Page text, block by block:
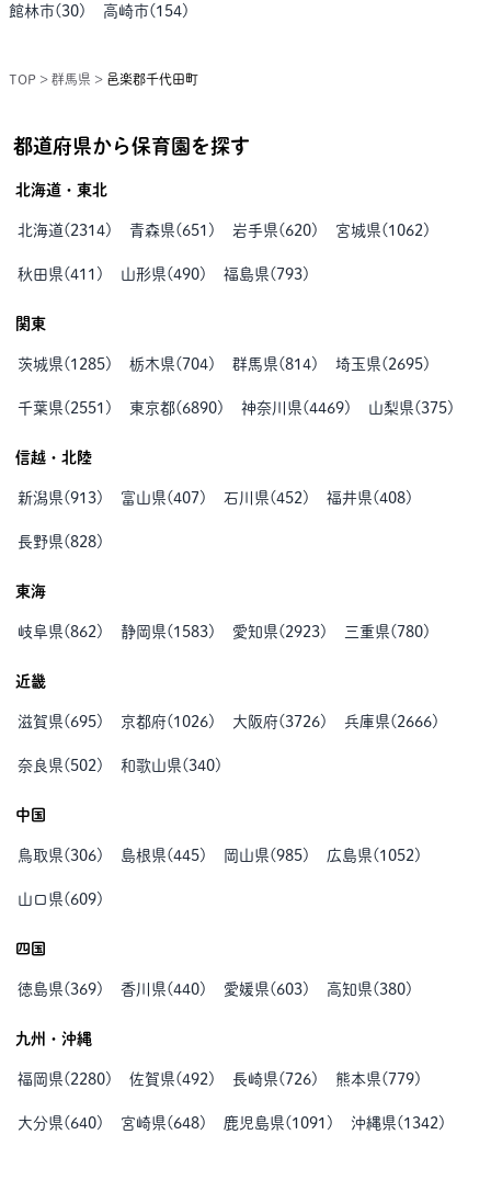
館林市(30) 高崎市( 154)
TOP > 群馬県 > 邑楽郡千代田町
都道府県から保育園を探す
北海道・東北
北海道( 2314) 青森県( 651 ) 岩手県( 620) 宮城県( 1062 )
秋田県(411 ) 山形県(490) 福島県( 793)
関東
茨城県( 1285) 栃木県( 704) 群馬県(814) 埼玉県( 2695)
千葉県( 2551 ) 東京都( 6890) 神奈川県(4469) 山梨県(375)
信越・北陸
新潟県(913) 富山県(407 ) 石川県(452 ) 福井県(408)
長野県(828)
東海
岐阜県(862 ) 静岡県( 1583) 愛知県( 2923) 三重県( 780)
近畿
滋賀県( 695) 京都府( 1026) 大阪府(3726) 兵庫県( 2666)
奈良県( 502 ) 和歌山県(340)
中国
鳥取県(306) 島根県(445) 岡山県(985) 広島県( 1052 )
山口県( 609)
四国
徳島県(369) 香川県(440) 愛媛県( 603) 高知県(380)
九州・沖縄
福岡県( 2280) 佐賀県(492 ) 長崎県( 726) 熊本県( 779)
大分県( 640) 宮崎県( 648) 鹿児島県( 1091 ) 沖縄県( 1342 )